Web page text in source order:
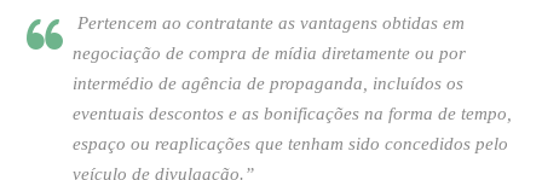
Pertencem ao contratante as vantagens obtidas em
negociação de compra de mídia diretamente ou por
intermédio de agência de propaganda, incluídos os
eventuais descontos e as bonificações na forma de tempo,
espaço ou reaplicações que tenham sido concedidos pelo
veículo de divulgação.”